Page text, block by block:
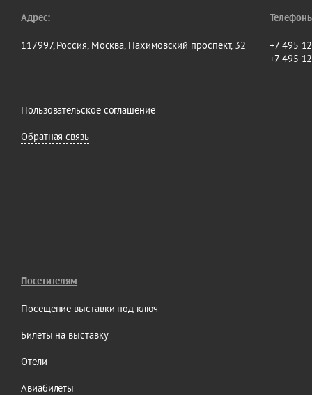
Адрес:
117997, Россия, Москва, Нахимовский проспект, 32
+7 495
+7 495
Пользовательское соглашение
Обратная связь
Посетителям
Посещение выставки под ключ
Билеты на выставку
Отели
Авиабилеты